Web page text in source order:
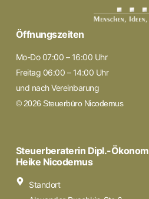
Öffnungszeiten
Mo-Do 07:00 – 16:00 Uhr
Freitag 06:00 – 14:00 Uhr
und nach Vereinbarung
© 2026 Steuerbüro Nicodemus
Steuerberaterin Dipl.-Ökonom
Heike Nicodemus
Standort